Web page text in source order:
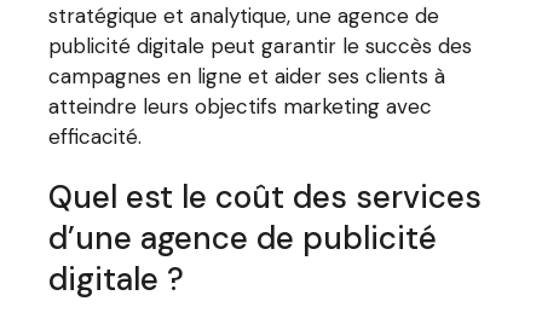
stratégique et analytique, une agence de
publicité digitale peut garantir le succès des
campagnes en ligne et aider ses clients à
atteindre leurs objectifs marketing avec
efficacité.
Quel est le coût des services
d’une agence de publicité
digitale ?